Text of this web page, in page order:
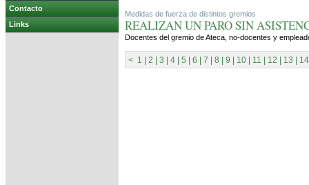
Contacto
Links
Medidas de fuerza de distintos gremios
REALIZAN UN PARO SIN
Docentes del gremio de Ateca, no-docentes y
< 1 2 3 4 5 6 7 8 9 10 11 12 13 14